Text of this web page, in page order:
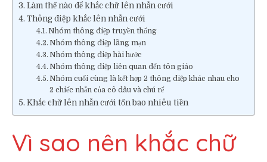
Làm thế nào để khắc chữ lên nhẫn cưới
Thông điệp khắc lên nhẫn cưới
Nhóm thông điệp truyền thống
Nhóm thông điệp lãng mạn
Nhóm thông điệp hài hước
Nhóm thông điệp liên quan đến tôn giáo
Nhóm cuối cùng là kết hợp 2 thông điệp khác nhau cho
2 chiếc nhẫn của cô dâu và chú rể
Khắc chữ lên nhẫn cưới tốn bao nhiêu tiền
Vì sao nên khắc chữ